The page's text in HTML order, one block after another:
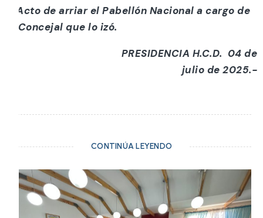
Acto de arriar el Pabellón Nacional a cargo de
la Concejal que lo izó.
PRESIDENCIA H.C.D. 04 de
julio de 2025.-
CONTINÚA LEYENDO